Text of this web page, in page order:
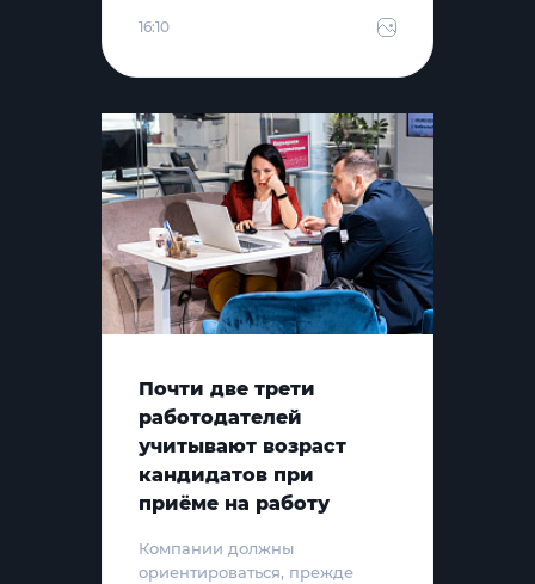
16:10
Почти две трети
работодателей
учитывают возраст
кандидатов при
приёме на работу
Компании должны
ориентироваться, прежде